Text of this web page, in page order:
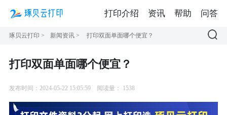
琢贝云打印 > 新闻资讯 > 打印双面单面哪个便宜？
打印双面单面哪个便宜？
发布时间：2024-05-22 15:05:59 阅读量： 1538
打印介绍 资讯 帮助 问答